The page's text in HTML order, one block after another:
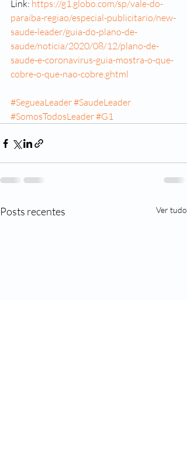
Link: https://g1.globo.com/sp/vale-do-
paraiba-regiao/especial-publicitario/new-
saude-leader/guia-do-plano-de-
saude/noticia/2020/08/12/plano-de-
saude-e-coronavirus-guia-mostra-o-que-
cobre-o-que-nao-cobre.ghtml
#SegueaLeader#SaudeLeader
#SomosTodosLeader#G1
Posts recentes Ver tudo